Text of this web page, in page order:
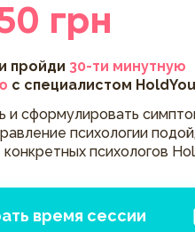
грн
пройди 30-ти минутную
с специалистом
и сформулировать
психологии
психологов
время сессии